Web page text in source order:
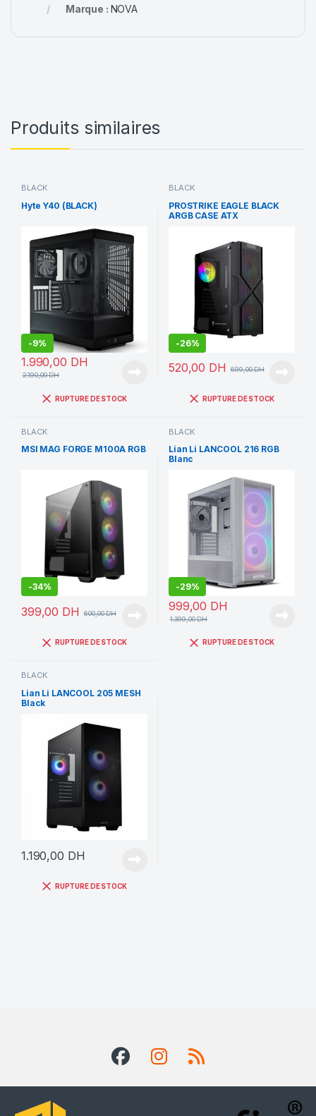
Marque : NOVA
Produits similaires
BLACK
Hyte Y40 (BLACK)
-9%
1.990,00 DH
2.190,00DH
RUPTURE DE STOCK
BLACK
PROSTRIKE EAGLE BLACK
ARGB CASE ATX
-26%
520,00 DH 699,00DH
RUPTURE DE STOCK
BLACK
MSI MAG FORGE M100A RGB
-34%
399,00 DH 600,00DH
RUPTURE DE STOCK
BLACK
Lian Li LANCOOL 216 RGB
Blanc
-29%
999,00 DH
1.399,00DH
RUPTURE DE STOCK
BLACK
Lian Li LANCOOL 205 MESH
Black
1.190,00 DH
RUPTURE DE STOCK